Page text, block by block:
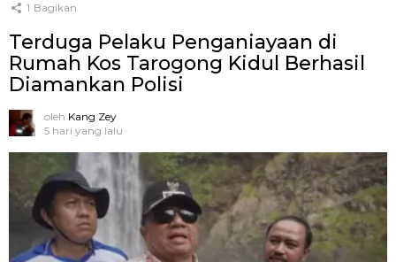
1 Bagikan
Terduga Pelaku Penganiayaan di
Rumah Kos Tarogong Kidul Berhasil
Diamankan Polisi
oleh Kang Zey
5 hari yang lalu